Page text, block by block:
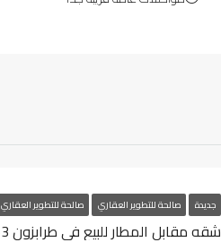
جديدة صالحة للتطوير العقاري صالحة للتطوير العقاري
شقه مقابل المطار للبيع في طرابزون 3+1